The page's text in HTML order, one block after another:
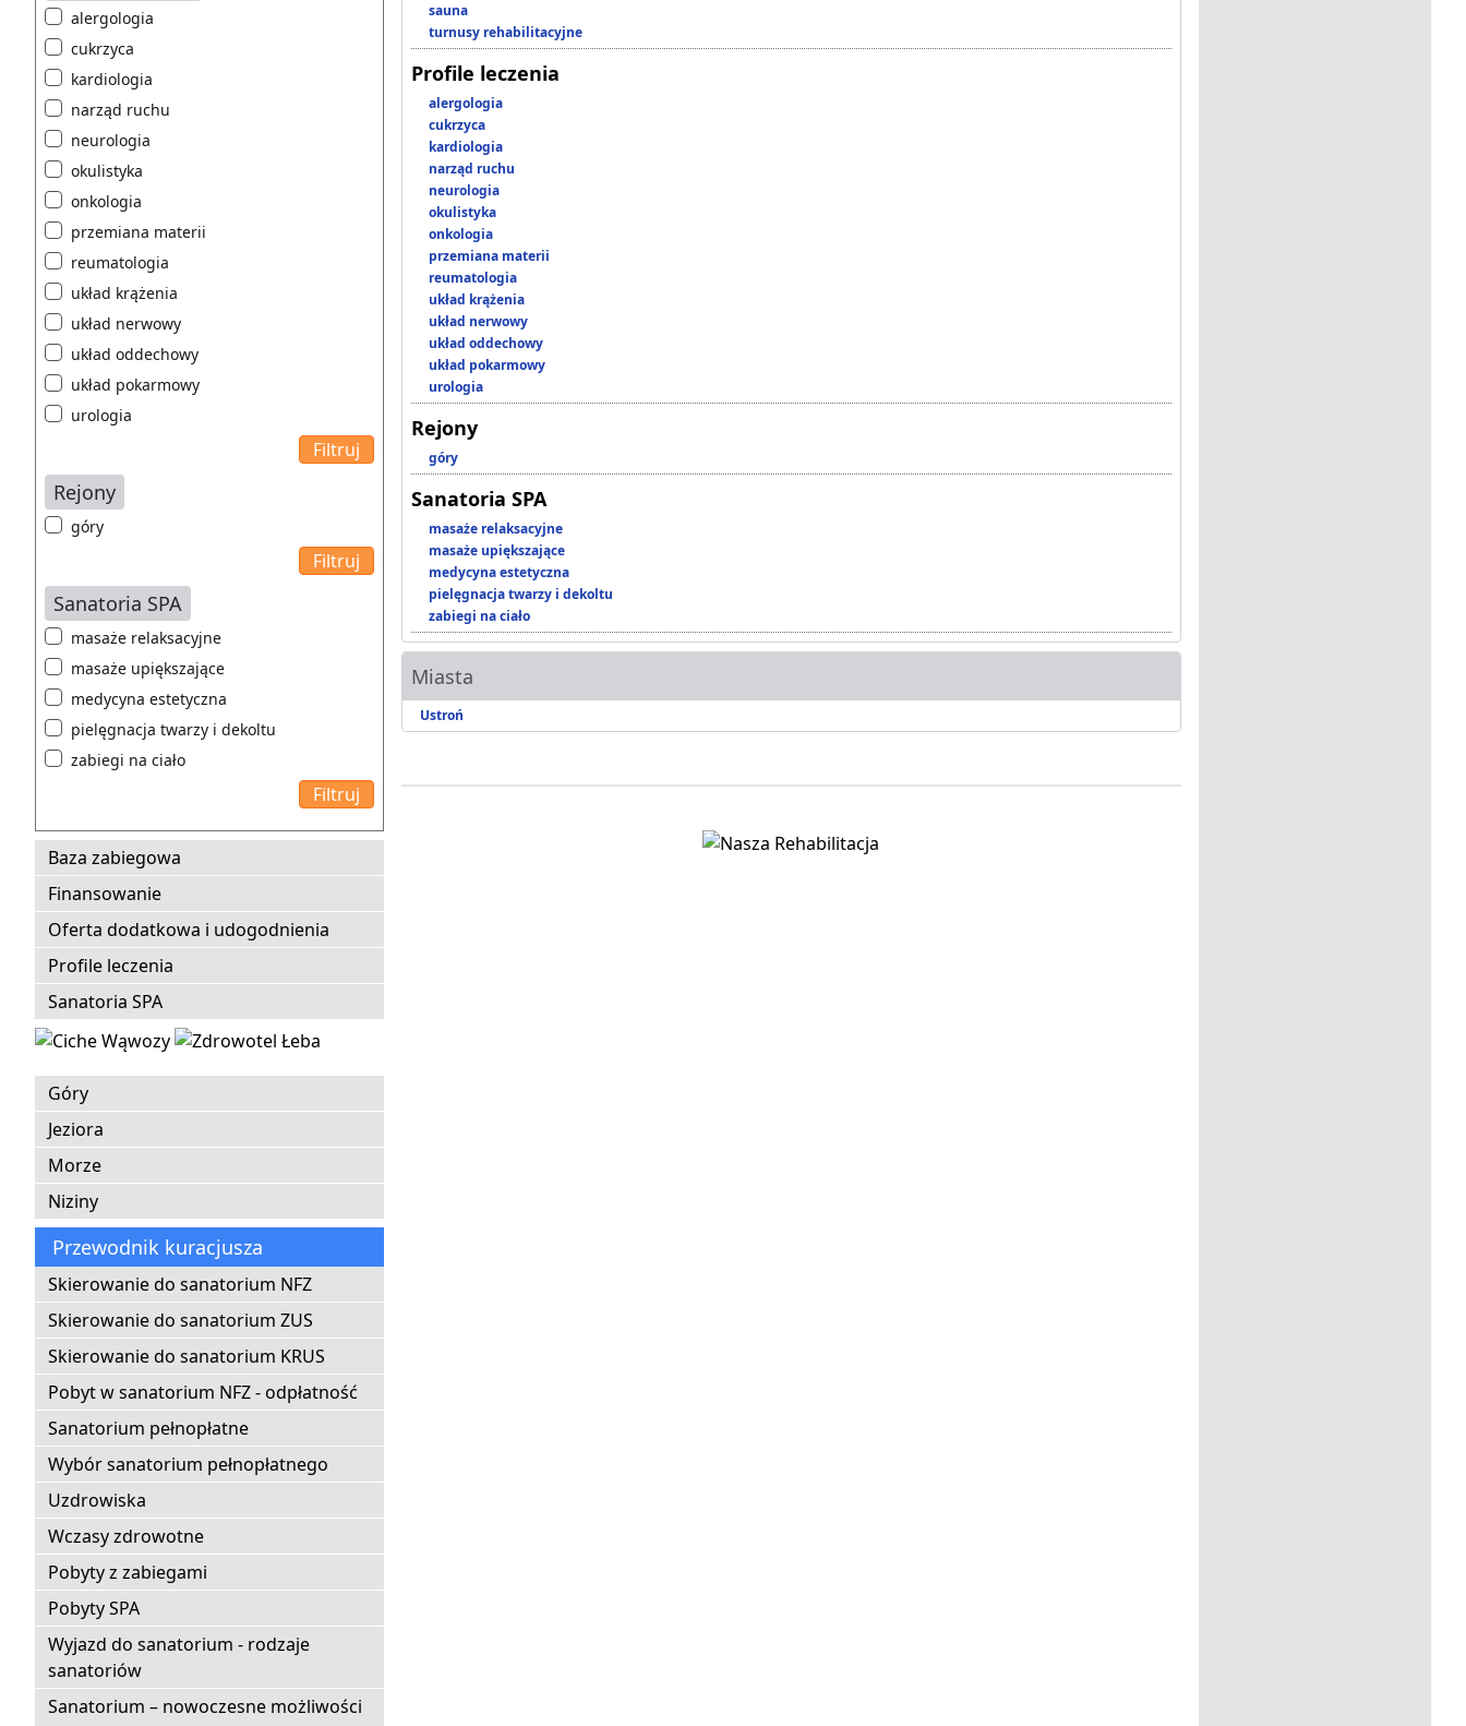
alergologia
cukrzyca
kardiologia
narząd ruchu
neurologia
okulistyka
onkologia
przemiana materii
reumatologia
układ krążenia
układ nerwowy
układ oddechowy
układ pokarmowy
urologia
Rejony
góry
Sanatoria SPA
masaże relaksacyjne
masaże upiększające
medycyna estetyczna
pielęgnacja twarzy i dekoltu
zabiegi na ciało
Baza zabiegowa
Finansowanie
Oferta dodatkowa i udogodnienia
Profile leczenia
Sanatoria SPA
Góry
Jeziora
Morze
Niziny
Przewodnik kuracjusza
Skierowanie do sanatorium NFZ
Skierowanie do sanatorium ZUS
Skierowanie do sanatorium KRUS
Pobyt w sanatorium NFZ - odpłatność
Sanatorium pełnopłatne
Wybór sanatorium pełnopłatnego
Uzdrowiska
Wczasy zdrowotne
Pobyty z zabiegami
Pobyty SPA
Wyjazd do sanatorium - rodzaje
sanatoriów
Sanatorium – nowoczesne możliwości
sauna
turnusy rehabilitacyjne
Profile leczenia
alergologia
cukrzyca
kardiologia
narząd ruchu
neurologia
okulistyka
onkologia
przemiana materii
reumatologia
układ krążenia
układ nerwowy
układ oddechowy
układ pokarmowy
urologia
Rejony
góry
Sanatoria SPA
masaże relaksacyjne
masaże upiększające
medycyna estetyczna
pielęgnacja twarzy i dekoltu
zabiegi na ciało
Miasta
Ustroń